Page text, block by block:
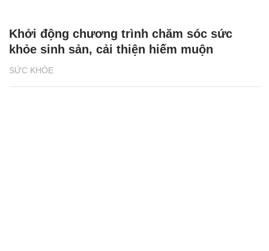
SỨC KHỎE
Khởi động chương trình chăm sóc sức
khỏe sinh sản, cải thiện hiếm muộn